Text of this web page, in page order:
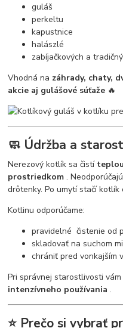
guláš
perkeltu
kapustnice
halászlé
zabíjačkových a
Vhodná na záhrady, chaty,
akcie aj gulášové súťaže 🔥
🧼 Údržba a
Nerezový kotlík sa čistí
prostriedkom .
drôtenky. Po umytí stačí kotlík
Kotlinu odporúčame:
pravidelné čistenie od
skladovať na suchom
chrániť pred vonkajším
Pri správnej starostlivosti
intenzívneho používania .
⭐ Prečo si vybrať